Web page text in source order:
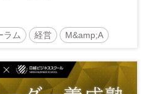
ラム 経営 M&amp;A
ォーラム 参加無料